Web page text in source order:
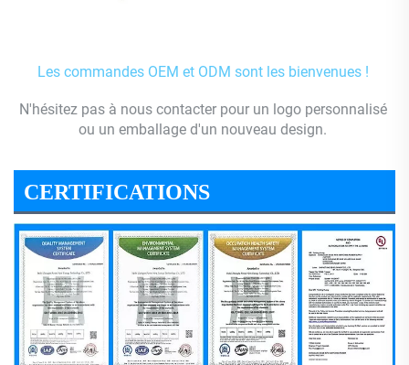
Les commandes OEM et ODM sont les bienvenues !
N'hésitez pas à nous contacter pour un logo personnalisé
ou un emballage d'un nouveau design.
CERTIFICATIONS